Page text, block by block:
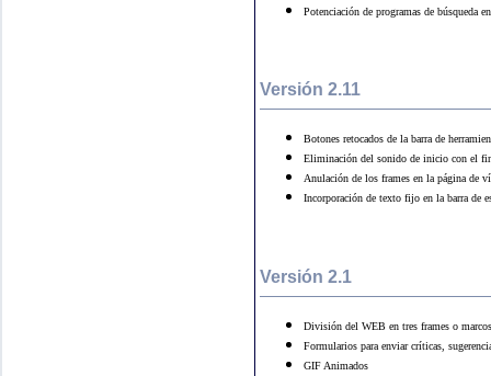
Potenciación de programas de búsqueda
Versión 2.11
Botones retocados de la barra de
Eliminación del sonido de inicio con el
Anulación de los frames en la página de
Incorporación de texto fijo en la barra de
Versión 2.1
División del WEB en tres frames o marcos
Formularios para enviar críticas,
GIF Animados